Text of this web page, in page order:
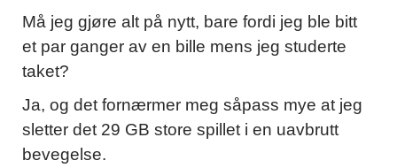
Må jeg gjøre alt på nytt, bare fordi jeg ble bitt
et par ganger av en bille mens jeg studerte
taket?
Ja, og det fornærmer meg såpass mye at jeg
sletter det 29 GB store spillet i en uavbrutt
bevegelse.